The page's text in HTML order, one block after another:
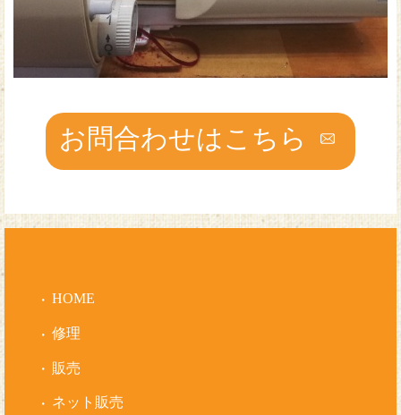
お問合わせはこちら
HOME
修理
販売
ネット販売